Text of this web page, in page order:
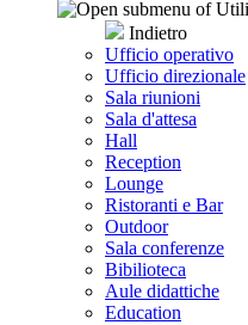
Indietro
Ufficio operativo
Ufficio direzionale
Sala riunioni
Sala d'attesa
Hall
Reception
Lounge
Ristoranti e Bar
Outdoor
Sala conferenze
Bibilioteca
Aule didattiche
Education